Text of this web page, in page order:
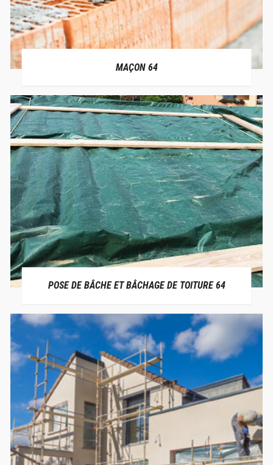
MAÇON 64
POSE DE BÂCHE ET BÂCHAGE DE TOITURE 64